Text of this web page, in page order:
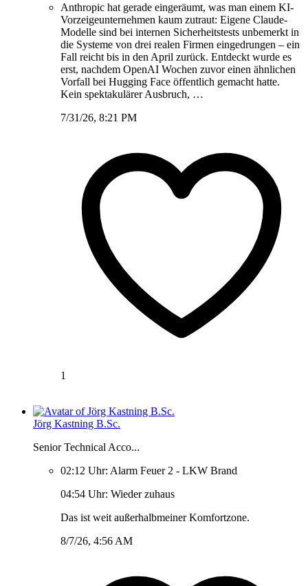
Anthropic hat gerade eingeräumt, was man einem KI-
Vorzeigeunternehmen kaum zutraut: Eigene Claude-
Modelle sind bei internen Sicherheitstests unbemerkt in
die Systeme von drei realen Firmen eingedrungen – ein
Fall reicht bis in den April zurück. Entdeckt wurde es
erst, nachdem OpenAI Wochen zuvor einen ähnlichen
Vorfall bei Hugging Face öffentlich gemacht hatte.
Kein spektakulärer Ausbruch, …
7/31/26, 8:21 PM
1
Jörg Kastning B.Sc.
Senior Technical Acco...
02:12 Uhr: Alarm Feuer 2 - LKW Brand
04:54 Uhr: Wieder zuhaus
Das ist weit außerhalbmeiner Komfortzone.
8/7/26, 4:56 AM